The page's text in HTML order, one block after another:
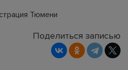
Тюмени
Поделиться записью